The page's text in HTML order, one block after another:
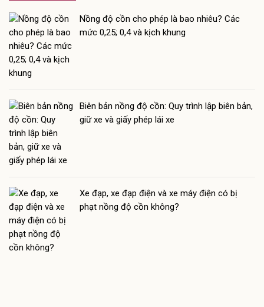
Nồng độ cồn cho phép là bao nhiêu? Các
mức 0,25; 0,4 và kịch khung
Biên bản nồng độ cồn: Quy trình lập biên bản,
giữ xe và giấy phép lái xe
Xe đạp, xe đạp điện và xe máy điện có bị
phạt nồng độ cồn không?